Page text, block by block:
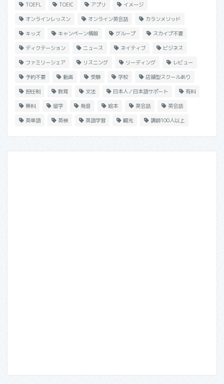
TOEFL TOEIC アプリ イメージ
オンラインレッスン オンライン英会話 カランメソッド
キッズ キャンペーン情報 グループ スカイプ不要
ディクテーション ニュース ネイティブ ビジネス
ファミリーシェア リスニング リーディング レビュー
予約不要 動画 受験 学校 店舗型スクールあり
担任制 教育 文法 日本人／日本語サポート 有料
無料 留学 発音 絵本 英会話 英会話
英単語 英検 英語学習 観光 講師100人以上